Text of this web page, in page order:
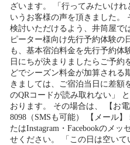
ざいます。 「行ってみたいけ
いうお客様の声を頂きました。
検討いただけるよう、井筒屋で
ピーター様向け先行予約体験の
も、基本宿泊料金を先行予約体
日にちが決まりましたらご予約
どでシーズン料金が加算される
きましては、ご宿泊当日に差額
のQRコードが読み取れない」
おります。 その場合は、 【お電
8098（SMSも可能） 【メール】
たはInstagram・Facebookのメ
せください。 「この日は空い